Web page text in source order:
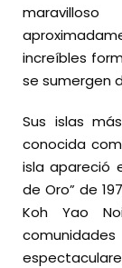
increíbles
se sumergen
Sus islas
conocida
isla apareció
de Oro” de
Koh Yao